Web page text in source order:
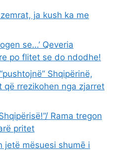
ja kush ka me
se…’ Qeveria
po flitet se do ndodhe!
Shqipërinë,
që rrezikohen nga zjarret
Rama tregon
pritet
jetë mësuesi shumē i